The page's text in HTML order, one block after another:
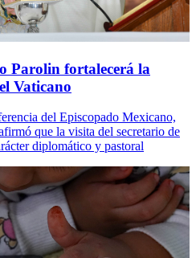
Parolin fortalecerá la
Vaticano
del Episcopado Mexicano,
que la visita del secretario de
diplomático y pastoral